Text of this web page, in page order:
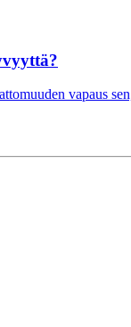
vapaus